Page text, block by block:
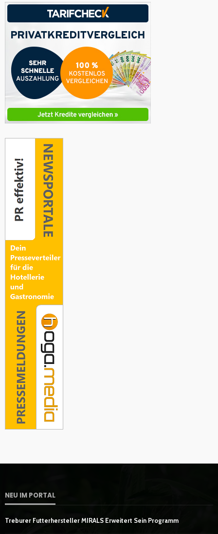
NEU IM PORTAL
Treburer Futterhersteller MIRALS Erweitert Sein Programm